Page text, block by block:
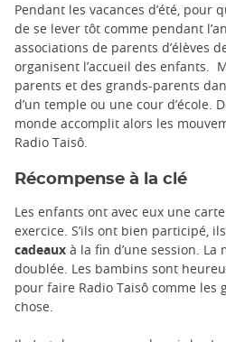
Pendant les vacances d’été, pour
de se lever tôt comme pendant
associations de parents d’élèves
organisent l’accueil des enfants.
parents et des grands-parents
d’un temple ou une cour d’école.
monde accomplit alors les
Radio Taisô.
Récompense à la clé
Les enfants ont avec eux une
exercice. S’ils ont bien participé,
cadeaux à la fin d’une session.
doublée. Les bambins sont
pour faire Radio Taisô comme les
chose.